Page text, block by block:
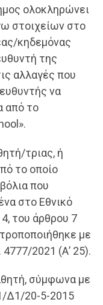
ολοκληρώνει
στοιχείων στο
κηδεμόνας
της
αλλαγές που
να
από το
τριας, ή
το οποίο
που
στο Εθνικό
του άρθρου 7
με
2021 (Α’ 25).
σύμφωνα με
Δ1/20-5-2015